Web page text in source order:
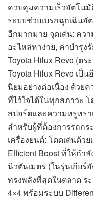
ควบคุมความเร็วอัตโน
ระบบช่วยเบรกฉุกเฉิน
อีกมากมาย จุดเด่น: คว
อะไหล่หาง่าย, ค่าบำรุง
Toyota Hilux Revo (ตร
Toyota Hilux Revo เป็
นิยมอย่างต่อเนื่อง ด้วย
ที่ไว้ใจได้ในทุกสภาวะ
สปอร์ตและความหรูหร
สำหรับผู้ที่ต้องการรถก
เครื่องยนต์: โดดเด่นด้ว
Efficient Boost ที่ให้กำ
นิวตันเมตร (ในรุ่นเกียร์
ทรงพลังที่สุดในตลาด ร
4×4 พร้อมระบบ